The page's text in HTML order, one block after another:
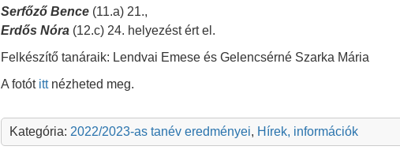
Serfőző Bence (11.a) 21.,
Erdős Nóra (12.c) 24. helyezést ért el.
Felkészítő tanáraik: Lendvai Emese és Gelencsérné Szarka Mária
A fotót ittnézheted meg.
Kategória: 2022/2023-as tanév eredményei, Hírek, információk